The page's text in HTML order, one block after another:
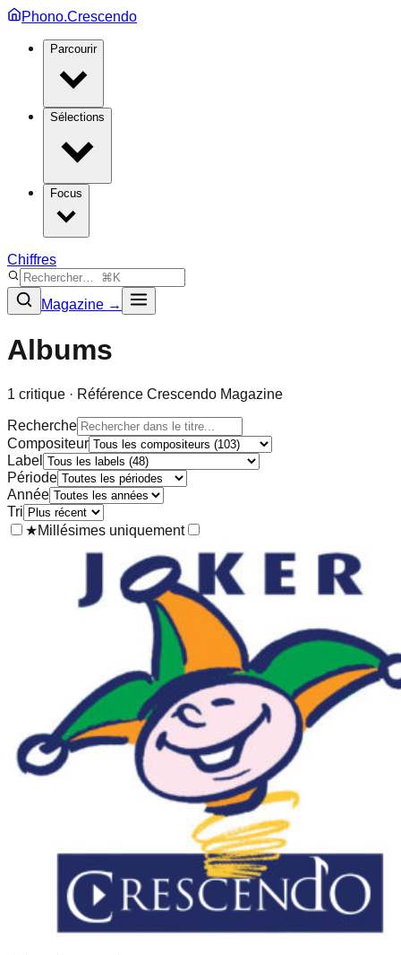
Phono.Crescendo
Parcourir
Sélections
Focus
Chiffres
Magazine →
Albums
1 critique · Référence Crescendo Magazine
Recherche
Compositeur
Label
Période
Année
Tri
★Millésimes uniquement